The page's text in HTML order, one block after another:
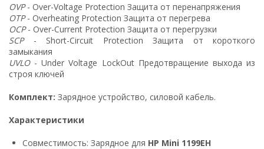
OVP- Over-Voltage Protection Защита от перенапряжения
OTP- Overheating Protection Защита от перегрева
OCP- Over-Current Protection Защита от перегрузки
SCP- Short-Circuit Protection Защита от короткого
замыкания
UVLO- Under Voltage LockOut Предотвращение выхода из
строя ключей
Комплект: Зарядное устройство, силовой кабель.
Характеристики
Совместимость: Зарядное для HP Mini 1199EH